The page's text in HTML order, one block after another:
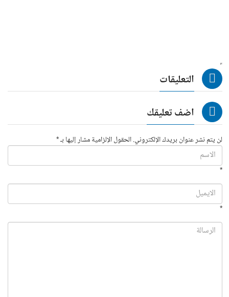
التعليقات
اضف تعليقك
لن يتم نشر عنوان بريدك الإلكتروني. الحقول الإلزامية مشار إليها بـ *
*
*